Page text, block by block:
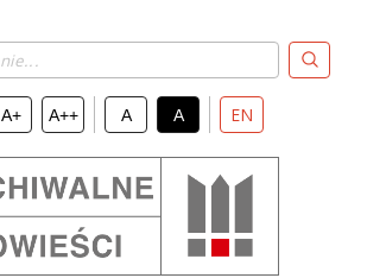
A+ A++ A A EN